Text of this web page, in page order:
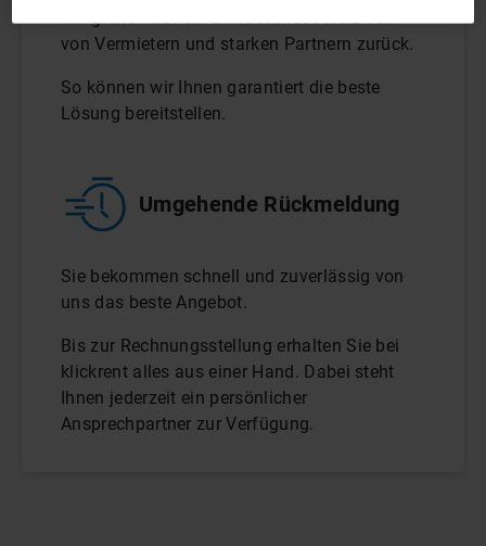
Wir greifen auf ein umfassendes Netzwerk
von Vermietern und starken Partnern zurück.
So können wir Ihnen garantiert die beste
Lösung bereitstellen.
Umgehende Rückmeldung
Sie bekommen schnell und zuverlässig von
uns das beste Angebot.
Bis zur Rechnungsstellung erhalten Sie bei
klickrent alles aus einer Hand. Dabei steht
Ihnen jederzeit ein persönlicher
Ansprechpartner zur Verfügung.